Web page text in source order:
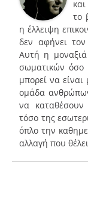
το
η έλλειψη
δεν αφήνει τον
Αυτή η
σωματικών όσο
μπορεί να
ομάδα
να
τόσο της
όπλο την
αλλαγή που